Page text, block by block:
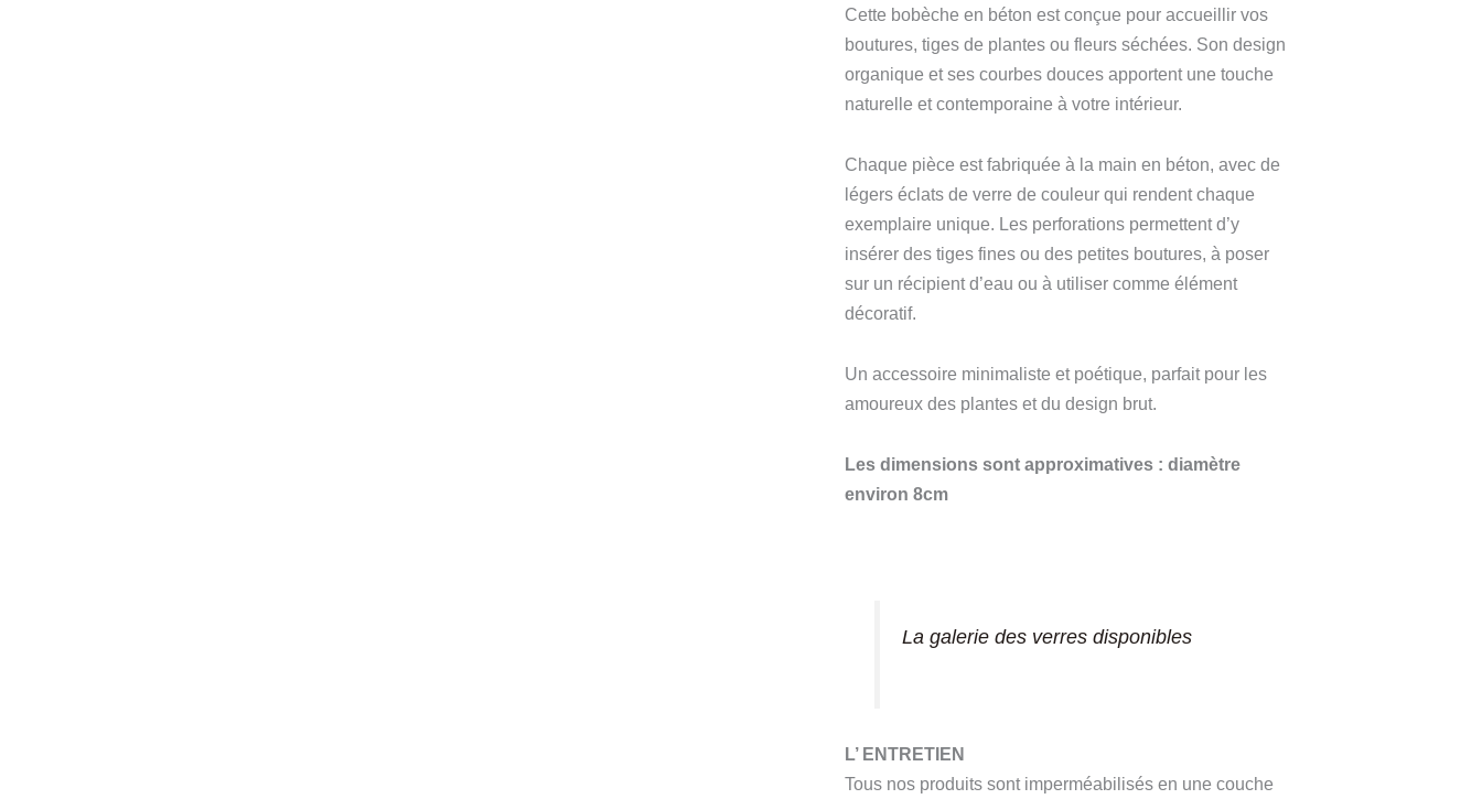
Cette bobèche en béton est conçue pour accueillir vos
boutures, tiges de plantes ou fleurs séchées. Son design
organique et ses courbes douces apportent une touche
naturelle et contemporaine à votre intérieur.
Chaque pièce est fabriquée à la main en béton, avec de
légers éclats de verre de couleur qui rendent chaque
exemplaire unique. Les perforations permettent d’y
insérer des tiges fines ou des petites boutures, à poser
sur un récipient d’eau ou à utiliser comme élément
décoratif.
Un accessoire minimaliste et poétique, parfait pour les
amoureux des plantes et du design brut.
Les dimensions sont approximatives : diamètre
environ 8cm
La galerie des verres disponibles
L’ ENTRETIEN
Tous nos produits sont imperméabilisés en une couche